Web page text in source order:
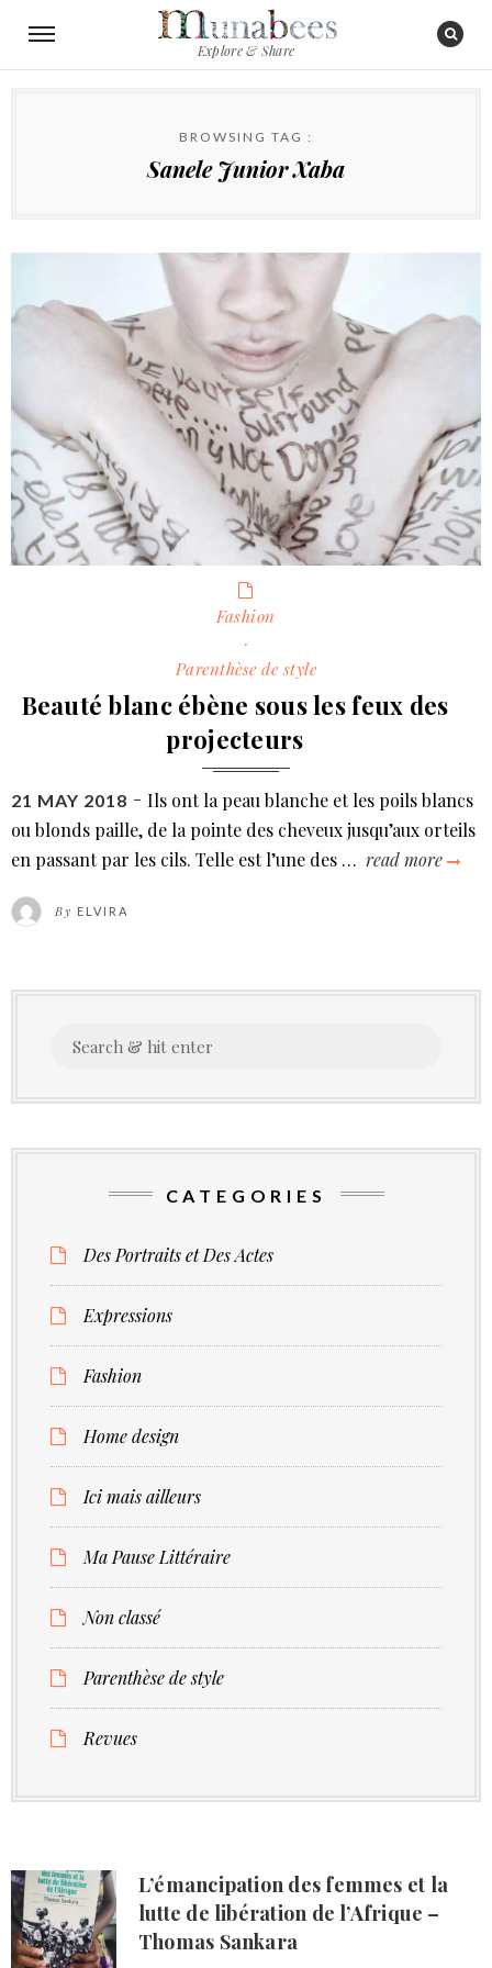
Explore & Share
BROWSING TAG :
Sanele Junior Xaba
Fashion
·
Parenthèse de style
Beauté blanc ébène sous les feux des
projecteurs
POSTED
ON
21 MAY 2018
Ils ont la peau blanche et les poils blancs
ou blonds paille, de la pointe des cheveux jusqu’aux orteils
en passant par les cils. Telle est l’une des … read more
By ELVIRA
CATEGORIES
Des Portraits et Des Actes
Expressions
Fashion
Home design
Ici mais ailleurs
Ma Pause Littéraire
Non classé
Parenthèse de style
Revues
L’émancipation des femmes et la
lutte de libération de l’Afrique –
Thomas Sankara